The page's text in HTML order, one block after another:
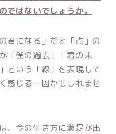
ではないでしょうか。
君になる」だと「点」の
「僕の過去」「君の未
という「線」を表現して
感じる一因かもしれませ
、今の生き方に満足が出